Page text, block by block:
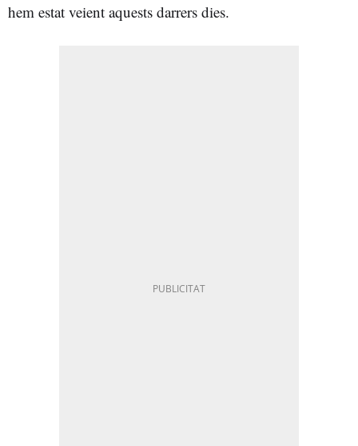
hem estat veient aquests darrers dies.